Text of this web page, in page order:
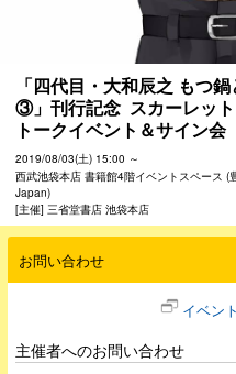
「四代目・大和辰之 もつ
③」刊行記念  スカーレッ
トークイベント＆サイン会
2019/08/03(土) 15:00 ～
西武池袋本店 書籍館4階イベントスペース
Japan)
[主催] 三省堂書店 池袋本店
お問い合わせ
イベン
主催者へのお問い合わせ